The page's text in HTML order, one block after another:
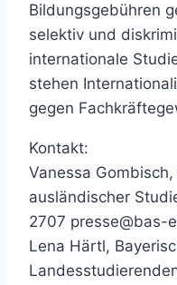
Bildungsgebühren
selektiv und
internationale
stehen
gegen
Kontakt:
Vanessa
ausländischer
2707 presse@bas-
Lena Härtl,